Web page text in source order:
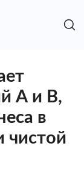
A и B,
в
чистой